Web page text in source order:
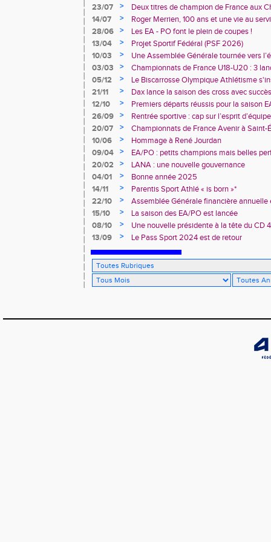
23/07 >
Deux titres de champion de France aux
Avenir !
14/07 >
Roger Merrien, 100 ans et une vie au
28/06
>
Les EA - PO font le plein de coupes !
13/04
>
Projet Sportif Fédéral (PSF 2026)
10/03
>
Une Assemblée Générale tournée vers
03/03
>
Championnats de France U18-U20 : 3
deux champions de France
05/12 >
Le Biscarrosse Olympique Athlétisme
"Du Stade vers l'Emploi"
21/11 >
Dax lance la saison des cross avec succès
12/10
>
Premiers départs réussis pour la saison
26/09
>
Rentrée sportive : cap sur l’esprit
20/07
>
Championnats de France Avenir à Saint-
rendez-vous
10/06 >
Hommage à René Jourdan
09/04
>
EA/PO : petits champions mais belles
20/02
>
LANA : une nouvelle gouvernance
04/01
>
Bonne année 2025
14/11
>
Parentis Sport Athlé « is born »*
22/10
>
Assemblée Générale financière
des Landes d’Athlétisme
15/10 >
La saison des EA/PO est lancée
08/10
>
Une nouvelle présidente à la tête du CD
13/09
> Le Pass Sport 2024 est de retour